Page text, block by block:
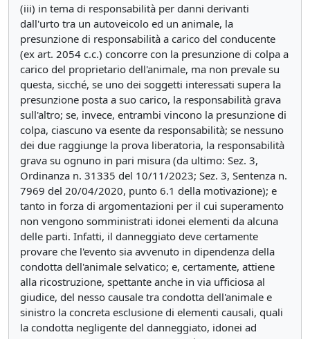
(iii) in tema di responsabilità per danni derivanti
dall'urto tra un autoveicolo ed un animale, la
presunzione di responsabilità a carico del conducente
(ex art. 2054 c.c.) concorre con la presunzione di colpa a
carico del proprietario dell'animale, ma non prevale su
questa, sicché, se uno dei soggetti interessati supera la
presunzione posta a suo carico, la responsabilità grava
sull'altro; se, invece, entrambi vincono la presunzione di
colpa, ciascuno va esente da responsabilità; se nessuno
dei due raggiunge la prova liberatoria, la responsabilità
grava su ognuno in pari misura (da ultimo: Sez. 3,
Ordinanza n. 31335 del 10/11/2023; Sez. 3, Sentenza n.
7969 del 20/04/2020, punto 6.1 della motivazione); e
tanto in forza di argomentazioni per il cui superamento
non vengono somministrati idonei elementi da alcuna
delle parti. Infatti, il danneggiato deve certamente
provare che l'evento sia avvenuto in dipendenza della
condotta dell'animale selvatico; e, certamente, attiene
alla ricostruzione, spettante anche in via ufficiosa al
giudice, del nesso causale tra condotta dell'animale e
sinistro la concreta esclusione di elementi causali, quali
la condotta negligente del danneggiato, idonei ad